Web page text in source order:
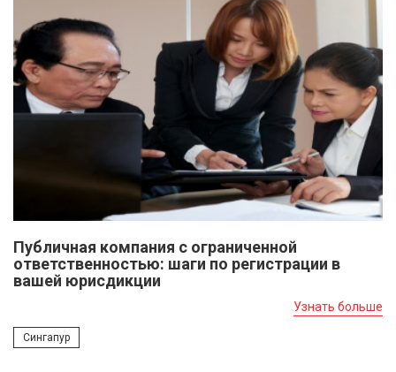
Публичная компания с ограниченной
ответственностью: шаги по регистрации в
вашей юрисдикции
Узнать больше
Сингапур